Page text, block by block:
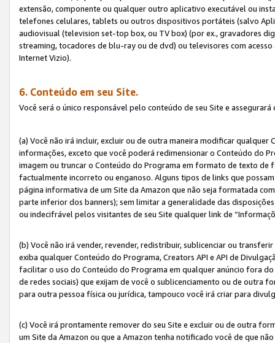
extensão, componente ou qualquer outro aplicativo executável ou
telefones celulares, tablets ou outros dispositivos portáteis (salvo
audiovisual (television set-top box, ou TV box) (por ex., gravadores
streaming, tocadores de blu-ray ou de dvd) ou televisores com
Internet Vizio).
6. Conteúdo em seu Site.
Você será o único responsável pelo conteúdo de seu Site e assegurará
(a) Você não irá incluir, excluir ou de outra maneira modificar
informações, exceto que você poderá redimensionar o Conteúdo do
imagem ou truncar o Conteúdo do Programa em formato de texto
factualmente incorreto ou enganoso. Alguns tipos de links que
página informativa de um Site da Amazon que não seja formatada
parte inferior dos banners); sem limitar a generalidade das
ou indecifrável pelos visitantes de seu Site qualquer link de
(b) Você não irá vender, revender, redistribuir, sublicenciar ou
exiba qualquer Conteúdo do Programa, Creators API e API de
facilitar o uso do Conteúdo do Programa em qualquer anúncio fora
de redes sociais) que exijam de você o sublicenciamento ou de outra
para outra pessoa física ou jurídica, tampouco você irá criar para
(c) Você irá prontamente remover do seu Site e excluir ou de outra
um Site da Amazon ou que a Amazon tenha notificado você de que